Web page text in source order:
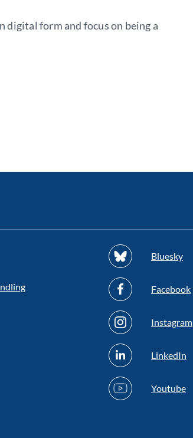
digital form and focus on being a
Bluesky
Facebook
Instagram
LinkedIn
Youtube